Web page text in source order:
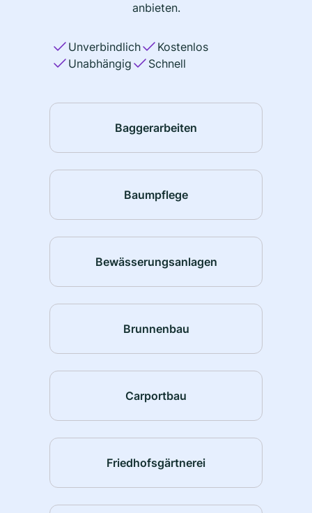
anbieten.
Unverbindlich
Kostenlos
Unabhängig
Schnell
Baggerarbeiten
Baumpflege
Bewässerungsanlagen
Brunnenbau
Carportbau
Friedhofsgärtnerei